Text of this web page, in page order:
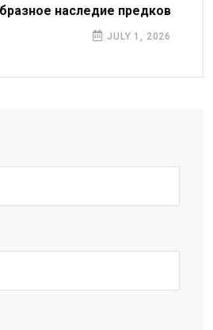
наследие предков
JULY 1, 2026